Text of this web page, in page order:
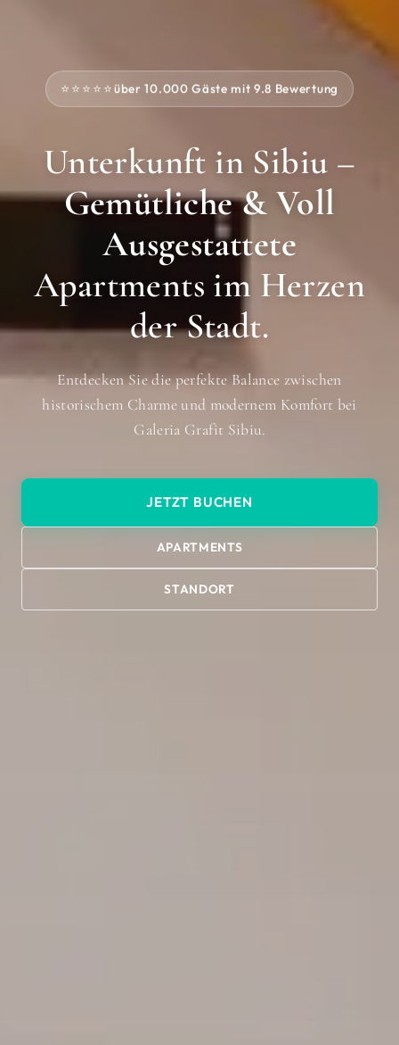
⭐⭐⭐⭐⭐über 10.000 Gäste mit 9.8 Bewertung
Unterkunft in Sibiu –
Gemütliche & Voll
Ausgestattete
Apartments im Herzen
der Stadt.
Entdecken Sie die perfekte Balance zwischen
historischem Charme und modernem Komfort bei
Galeria Grafit Sibiu.
JETZT BUCHEN
APARTMENTS
STANDORT